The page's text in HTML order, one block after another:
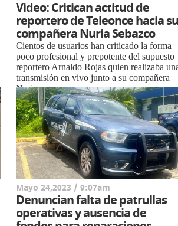
Video: Critican actitud de
reportero de Teleonce hacia
compañera Nuria Sebazco
Cientos de usuarios han criticado la forma
poco profesional y prepotente del supuesto
reportero Arnaldo Rojas quien realizaba
transmisión en vivo junto a su compañera
Nuri...
Mayo 24,2023 / 9:07am
Denuncian falta de patrullas
operativas y ausencia de